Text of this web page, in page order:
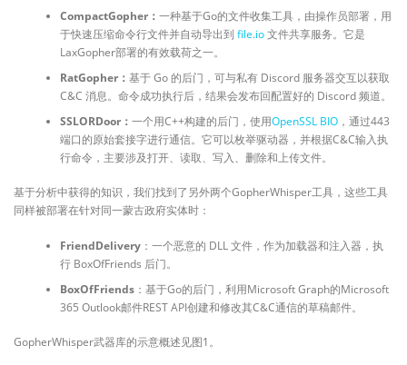
CompactGopher： 一种基于Go的文件收集工具，由操作员部署，用
于快速压缩命令行文件并自动导出到 file.io文件共享服务。它是
LaxGopher部署的有效载荷之一。
RatGopher： 基于 Go 的后门，可与私有 Discord 服务器交互以获取
C&C 消息。命令成功执行后，结果会发布回配置好的 Discord 频道。
SSLORDoor： 一个用C++构建的后门，使用OpenSSL BIO，通过443
端口的原始套接字进行通信。它可以枚举驱动器，并根据C&C输入执
行命令，主要涉及打开、读取、写入、删除和上传文件。
基于分析中获得的知识，我们找到了另外两个GopherWhisper工具，这些工具
同样被部署在针对同一蒙古政府实体时：
FriendDelivery：一个恶意的 DLL 文件，作为加载器和注入器，执
行 BoxOfFriends 后门。
BoxOfFriends：基于Go的后门，利用Microsoft Graph的Microsoft
365 Outlook邮件REST API创建和修改其C&C通信的草稿邮件。
GopherWhisper武器库的示意概述见图1。